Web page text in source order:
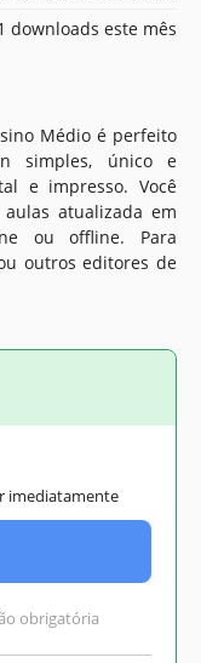
downloads este mês
Médio é perfeito
simples, único e
e impresso. Você
atualizada em
ou offline. Para
outros editores de
imediatamente
obrigatória